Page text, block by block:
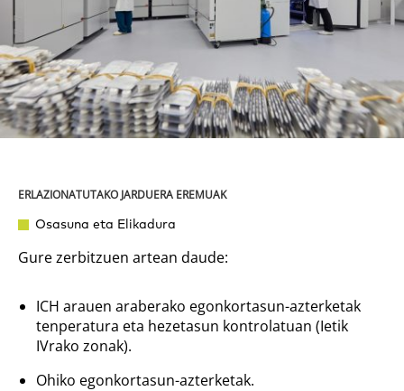
ERLAZIONATUTAKO JARDUERA EREMUAK
Osasuna eta Elikadura
Gure zerbitzuen artean daude:
ICH arauen araberako egonkortasun-azterketak
tenperatura eta hezetasun kontrolatuan (Ietik
IVrako zonak).
Ohiko egonkortasun-azterketak.